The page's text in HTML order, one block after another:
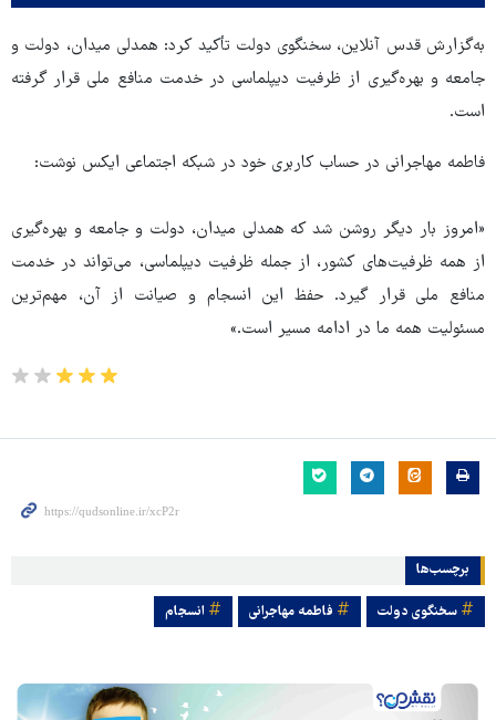
به‌گزارش قدس آنلاین، سخنگوی دولت تأکید کرد: همدلی میدان، دولت و
جامعه و بهره‌گیری از ظرفیت دیپلماسی در خدمت منافع ملی قرار گرفته
است.
فاطمه مهاجرانی در حساب کاربری خود در شبکه اجتماعی ایکس نوشت:
«امروز بار دیگر روشن شد که همدلی میدان، دولت و جامعه و بهره‌گیری
از همه ظرفیت‌های کشور، از جمله ظرفیت دیپلماسی، می‌تواند در خدمت
منافع ملی قرار گیرد. حفظ این انسجام و صیانت از آن، مهم‌ترین
مسئولیت همه ما در ادامه مسیر است.»
برچسب‌ها
سخنگوی دولت فاطمه مهاجرانی انسجام